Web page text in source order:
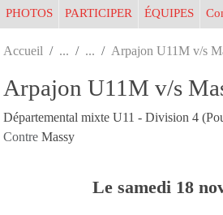
PHOTOS PARTICIPER ÉQUIPES
Accueil Arpajon U11M v/s
Arpajon U11M v/s
Départemental mixte U11 - Division 4
Contre Massy
Le samedi 18